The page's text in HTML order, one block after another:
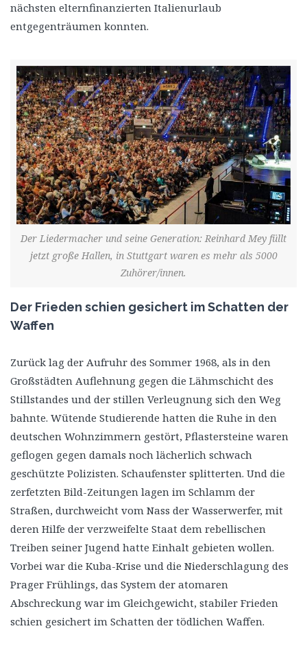
nächsten elternfinanzierten Italienurlaub
entgegenträumen konnten.
Der Liedermacher und seine Generation: Reinhard Mey füllt
jetzt große Hallen, in Stuttgart waren es mehr als 5000
Zuhörer/innen.
Der Frieden schien gesichert im Schatten der
Waffen
Zurück lag der Aufruhr des Sommer 1968, als in den
Großstädten Auflehnung gegen die Lähmschicht des
Stillstandes und der stillen Verleugnung sich den Weg
bahnte. Wütende Studierende hatten die Ruhe in den
deutschen Wohnzimmern gestört, Pflastersteine waren
geflogen gegen damals noch lächerlich schwach
geschützte Polizisten. Schaufenster splitterten. Und die
zerfetzten Bild-Zeitungen lagen im Schlamm der
Straßen, durchweicht vom Nass der Wasserwerfer, mit
deren Hilfe der verzweifelte Staat dem rebellischen
Treiben seiner Jugend hatte Einhalt gebieten wollen.
Vorbei war die Kuba-Krise und die Niederschlagung des
Prager Frühlings, das System der atomaren
Abschreckung war im Gleichgewicht, stabiler Frieden
schien gesichert im Schatten der tödlichen Waffen.